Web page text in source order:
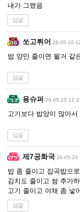
내가 그랬음
답글
쏘고튀어 26-05-10
밥 양만 줄이면 될거 같
답글
용슈퍼 26-05-10
고기보다 밥양이 많아서
답글
제7공화국 26-05-10
밥 좀 줄이고 잡곡밥으
김치도 줄이고 쌈 추가
고기 줄이고 야채 좀 넣
답글